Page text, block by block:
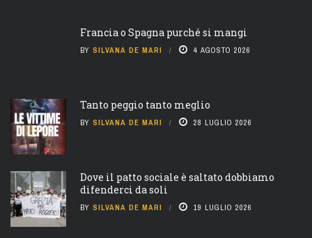
Francia o Spagna purché si mangi
BY SILVANA DE MARI 4 AGOSTO 2026
Tanto peggio tanto meglio
BY SILVANA DE MARI 28 LUGLIO 2026
Dove il patto sociale è saltato dobbiamo
difenderci da soli
BY SILVANA DE MARI 19 LUGLIO 2026